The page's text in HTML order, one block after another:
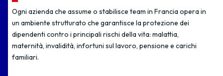
Ogni azienda che assume o stabilisce team in Francia opera in
un ambiente strutturato che garantisce la protezione dei
dipendenti contro i principali rischi della vita: malattia,
maternità, invalidità, infortuni sul lavoro, pensione e carichi
familiari.